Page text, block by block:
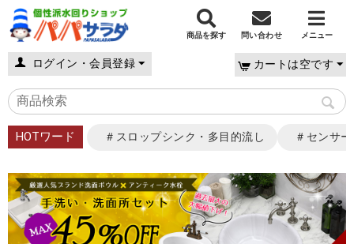
商品を探す 問い合わせ メニュー
ログイン・会員登録 カートは空です
HOTワード ＃スロップシンク・多目的流し ＃センサ